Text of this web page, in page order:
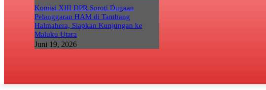
Komisi XIII DPR Soroti Dugaan
Pelanggaran HAM di Tambang
Halmahera, Siapkan Kunjungan ke
Maluku Utara
Juni 19, 2026